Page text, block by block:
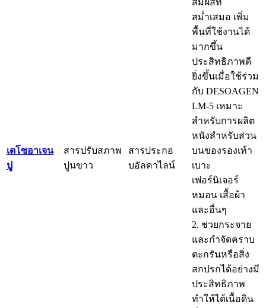
เดโซอาเจน
ปู
สารปรับสภาพ
ปูนขาว
สารประกอ
บอัลคาไลน์
สัมผัสที่
สม่ำเสมอ เพิ่ม
พื้นที่ใช้งานได้
มากขึ้น
ประสิทธิภาพดี
ยิ่งขึ้นเมื่อใช้ร่วม
กับ DESOAGEN
LM-5 เหมาะ
สำหรับการผลิต
หนังสำหรับส่วน
บนของรองเท้า
เบาะ
เฟอร์นิเจอร์
หมอน เสื้อผ้า
และอื่นๆ
2. ช่วยกระจาย
และกำจัดคราบ
ตะกรันหรือสิ่ง
สกปรกได้อย่างมี
ประสิทธิภาพ
ทำให้ได้เนื้อดิน